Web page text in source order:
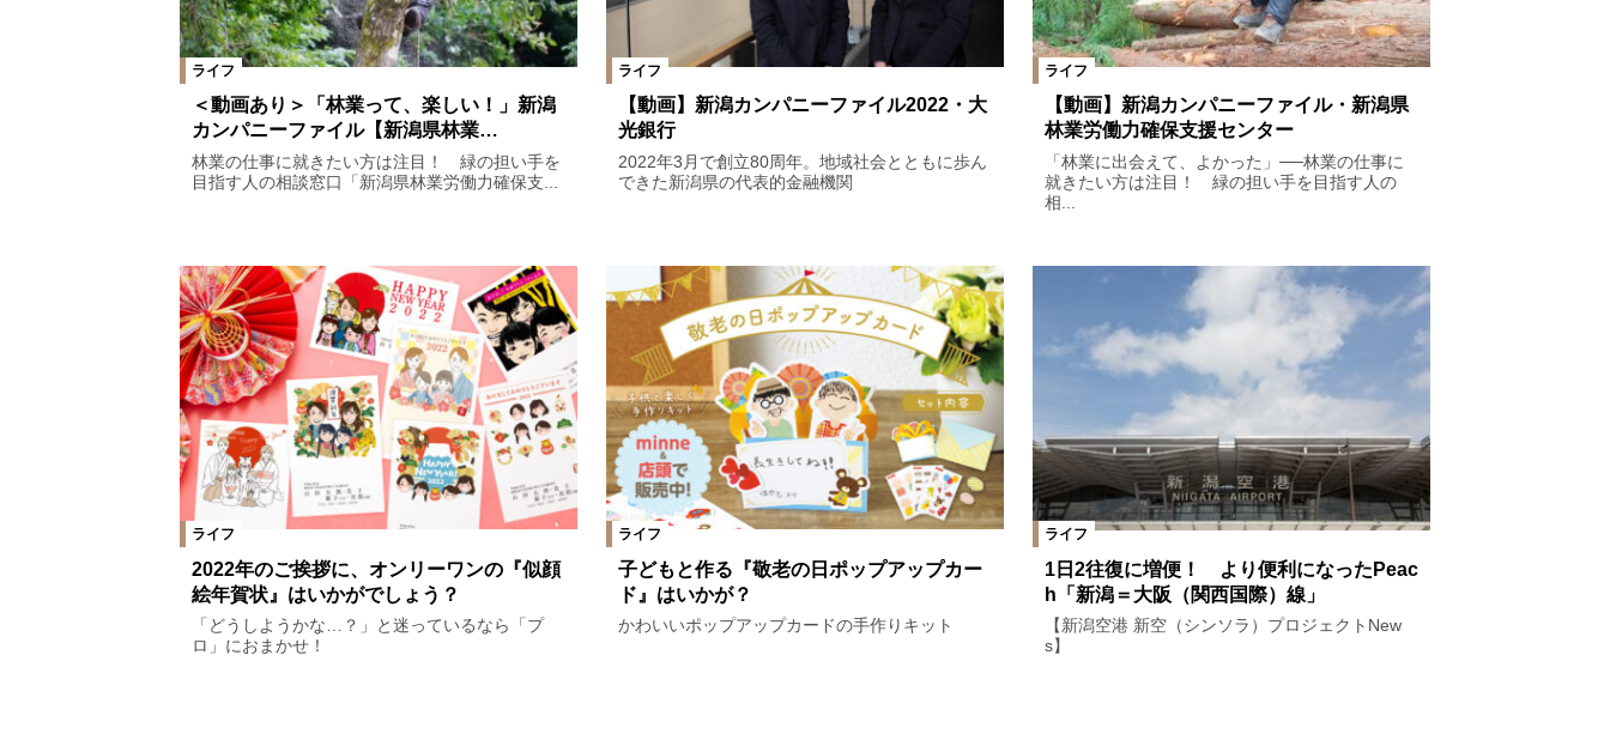
ライフ
＜動画あり＞「林業って、楽しい！」新潟
カンパニーファイル【新潟県林業…
林業の仕事に就きたい方は注目！ 緑の担い手を
目指す人の相談窓口「新潟県林業労働力確保支...
ライフ
【動画】新潟カンパニーファイル2022・大
光銀行
2022年3月で創立80周年。地域社会とともに歩ん
できた新潟県の代表的金融機関
ライフ
【動画】新潟カンパニーファイル・新潟県
林業労働力確保支援センター
「林業に出会えて、よかった」──林業の仕事に
就きたい方は注目！ 緑の担い手を目指す人の
相...
ライフ
2022年のご挨拶に、オンリーワンの『似顔
絵年賀状』はいかがでしょう？
「どうしようかな…？」と迷っているなら「プ
ロ」におまかせ！
ライフ
子どもと作る『敬老の日ポップアップカー
ド』はいかが？
かわいいポップアップカードの手作りキット
ライフ
1日2往復に増便！ より便利になったPeac
h「新潟＝大阪（関西国際）線」
【新潟空港 新空（シンソラ）プロジェクトNew
s】